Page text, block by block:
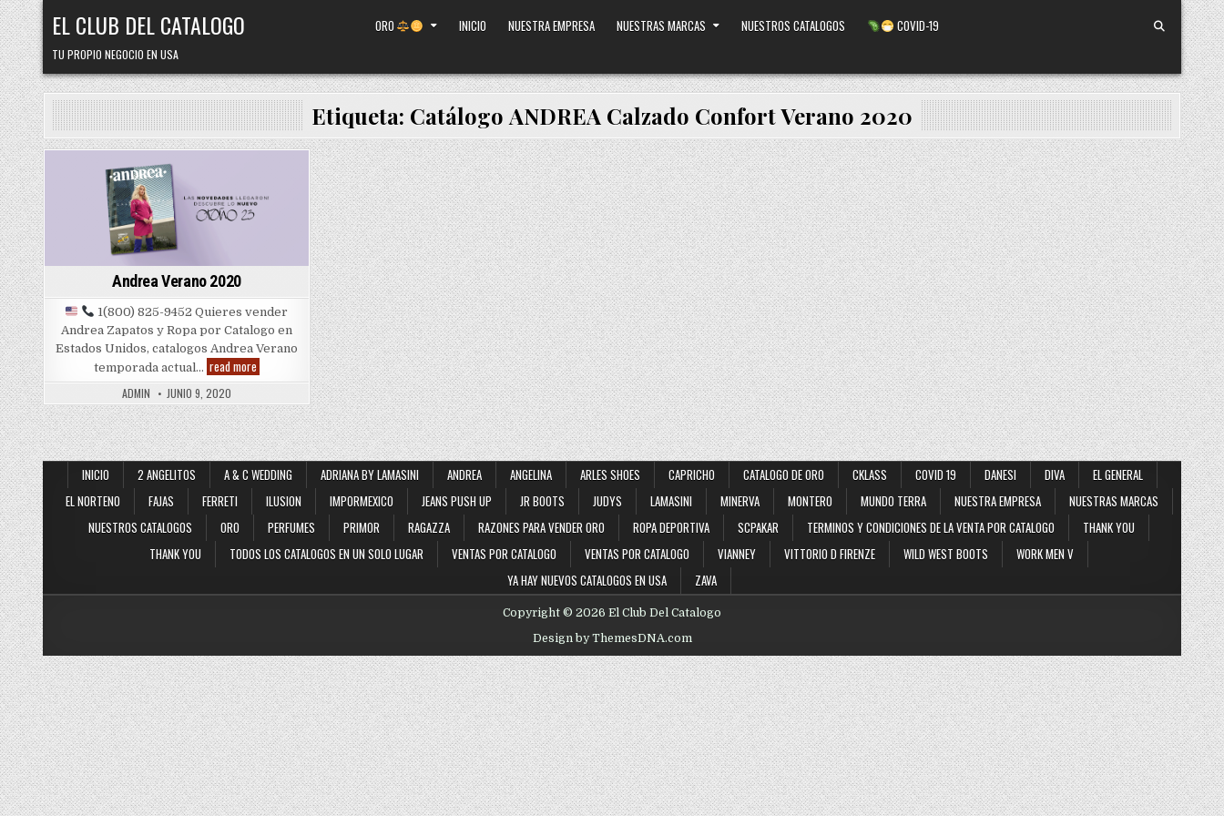
Skip
to
content
EL CLUB DEL CATALOGO
TU PROPIO NEGOCIO EN USA
ORO INICIO NUESTRA EMPRESA NUESTRAS MARCAS NUESTROS CATALOGOS COVID-19
Etiqueta: Catálogo ANDREA Calzado Confort Verano 2020
Posted
in
Andrea Verano 2020
1(800) 825-9452 Quieres vender
Andrea Zapatos y Ropa por Catalogo en
Estados Unidos, catalogos Andrea Verano
temporada actual… read moreAndrea
Verano
2020
ADMIN JUNIO 9, 2020
INICIO 2 ANGELITOS A & C WEDDING ADRIANA BY LAMASINI ANDREA ANGELINA ARLES SHOES CAPRICHO CATALOGO DE ORO CKLASS COVID 19 DANESI DIVA
EL GENERAL
EL NORTENO
FAJAS FERRETI ILUSION IMPORMEXICO JEANS PUSH UP JR BOOTS JUDYS LAMASINI MINERVA MONTERO MUNDO TERRA NUESTRA EMPRESA
NUESTRAS MARCAS
NUESTROS CATALOGOS
ORO PERFUMES PRIMOR RAGAZZA RAZONES PARA VENDER ORO ROPA DEPORTIVA SCPAKAR TERMINOS Y CONDICIONES DE LA VENTA POR CATALOGO
THANK YOU
THANK YOU
TODOS LOS CATALOGOS EN UN SOLO LUGAR VENTAS POR CATALOGO VENTAS POR CATALOGO VIANNEY VITTORIO D FIRENZE WILD WEST BOOTS
WORK MEN V
YA HAY NUEVOS CATALOGOS EN USA
ZAVA
Copyright © 2026 El Club Del Catalogo
Design by ThemesDNA.com